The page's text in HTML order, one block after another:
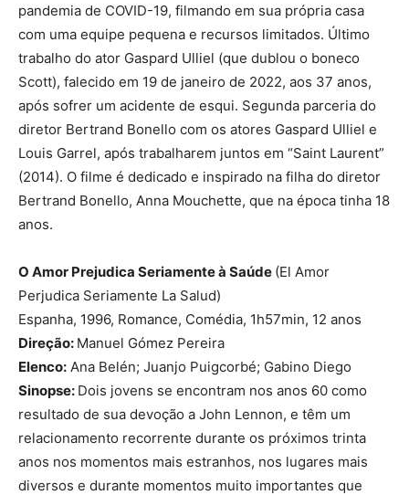
pandemia de COVID-19, filmando em sua própria casa
com uma equipe pequena e recursos limitados. Último
trabalho do ator Gaspard Ulliel (que dublou o boneco
Scott), falecido em 19 de janeiro de 2022, aos 37 anos,
após sofrer um acidente de esqui. Segunda parceria do
diretor Bertrand Bonello com os atores Gaspard Ulliel e
Louis Garrel, após trabalharem juntos em “Saint Laurent”
(2014). O filme é dedicado e inspirado na filha do diretor
Bertrand Bonello, Anna Mouchette, que na época tinha 18
anos.
O Amor Prejudica Seriamente à Saúde (El Amor
Perjudica Seriamente La Salud)
Espanha, 1996, Romance, Comédia, 1h57min, 12 anos
Direção: Manuel Gómez Pereira
Elenco: Ana Belén; Juanjo Puigcorbé; Gabino Diego
Sinopse: Dois jovens se encontram nos anos 60 como
resultado de sua devoção a John Lennon, e têm um
relacionamento recorrente durante os próximos trinta
anos nos momentos mais estranhos, nos lugares mais
diversos e durante momentos muito importantes que